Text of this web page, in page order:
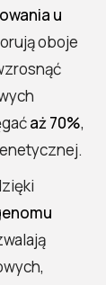
u
oboje
aż 70%,